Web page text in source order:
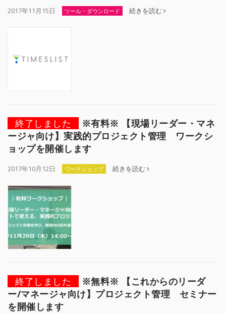
2017年11月15日 ツール・ダウンロード 続きを読む
終了しました
※有料※ 【現場リーダー・マネ
ージャ向け】実践的プロジェクト管理 ワークシ
ョップを開催します
2017年10月12日 ワークショップ 続きを読む
終了しました
※無料※ 【これからのリーダ
ー/マネージャ向け】プロジェクト管理 セミナー
を開催します